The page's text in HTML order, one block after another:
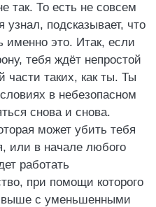
так. То есть не совсем
узнал, подсказывает, что
именно это. Итак, если
тебя ждёт непростой
таких, как ты. Ты
в небезопасном
снова и снова.
может убить тебя
или в начале любого
работать
при помощи которого
выше с уменьшенными